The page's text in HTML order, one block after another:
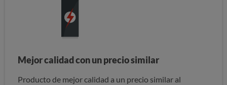
Mejor calidad con un precio similar
Producto de mejor calidad a un precio similar al